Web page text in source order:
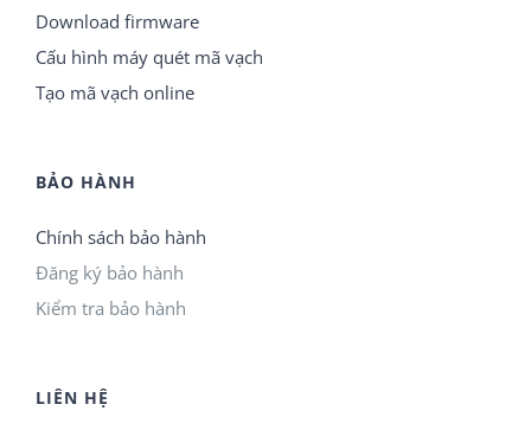
Download firmware
Cấu hình máy quét mã vạch
Tạo mã vạch online
BẢO HÀNH
Chính sách bảo hành
Đăng ký bảo hành
Kiểm tra bảo hành
LIÊN HỆ